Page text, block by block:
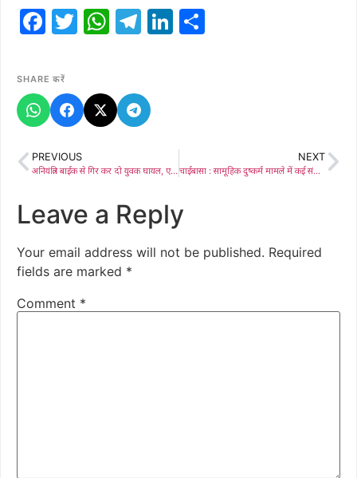
Facebook
Twitter
WhatsApp
Telegram
LinkedIn
SHARE करें
PREVIOUS
अनियंत्रित बाईक से गिर कर दो युवक घायल, एक को किया गया रेफर
NEXT
चाईबासा : सामूहिक दुष्कर्म मामले में कई संदिग्ध लोगों को हिरासत में, SP कर रहे हैं मोनिटरिंग
Leave a Reply
Your email address will not be published. Required
fields are marked *
Comment *